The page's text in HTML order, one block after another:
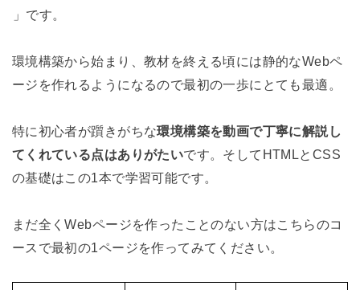
」です。
環境構築から始まり、教材を終える頃には静的なWebペ
ージを作れるようになるので最初の一歩にとても最適。
特に初心者が躓きがちな環境構築を動画で丁寧に解説し
てくれている点はありがたいです。そしてHTMLとCSS
の基礎はこの1本で学習可能です。
まだ全くWebページを作ったことのない方はこちらのコ
ースで最初の1ページを作ってみてください。